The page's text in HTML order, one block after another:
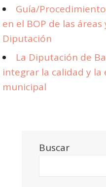
Guía/
en el BOP de las
Diputación
La Diputación de
integrar la calidad y la
municipal
Buscar